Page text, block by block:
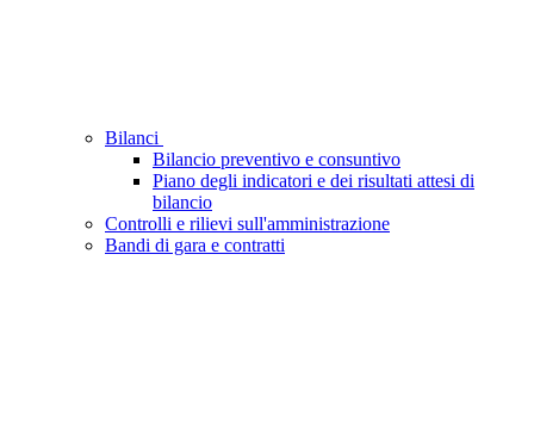
Bilanci
Bilancio preventivo e consuntivo
Piano degli indicatori e dei risultati attesi di
bilancio
Controlli e rilievi sull'amministrazione
Bandi di gara e contratti